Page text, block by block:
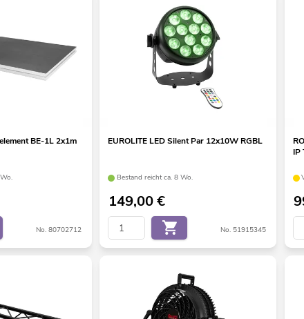
BE-1L 2x1m
No. 80702712
EUROLITE LED Silent Par 12x10W RGBL
Bestand reicht ca. 8 Wo.
149,00€
No. 51915345
IP